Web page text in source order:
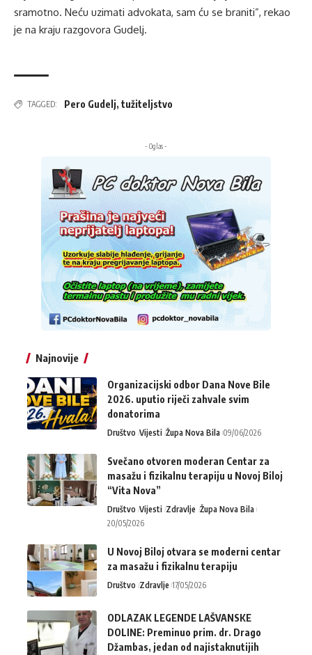
sramotno. Neću uzimati advokata, sam ću se braniti”, rekao
je na kraju razgovora Gudelj.
TAGGED: Pero Gudelj, tužiteljstvo
- Oglas -
Najnovije
Organizacijski odbor Dana Nove Bile
2026. uputio riječi zahvale svim
donatorima
Društvo Vijesti Župa Nova Bila 09/06/2026
Svečano otvoren moderan Centar za
masažu i fizikalnu terapiju u Novoj Biloj
“Vita Nova”
Društvo Vijesti Zdravlje Župa Nova Bila
20/05/2026
U Novoj Biloj otvara se moderni centar
za masažu i fizikalnu terapiju
Društvo Zdravlje 17/05/2026
ODLAZAK LEGENDE LAŠVANSKE
DOLINE: Preminuo prim. dr. Drago
Džambas, jedan od najistaknutijih